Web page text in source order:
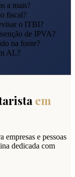
a mais?
fiscal?
o ITBI?
de IPVA?
na fonte?
AL?
em
e pessoas
dedicada com